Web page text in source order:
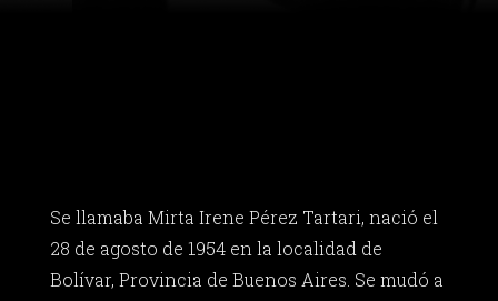
Se llamaba Mirta Irene Pérez Tartari, nació el
28 de agosto de 1954 en la localidad de
Bolívar, Provincia de Buenos Aires. Se mudó a